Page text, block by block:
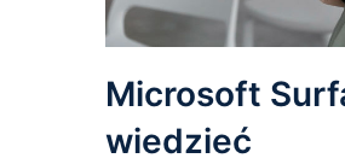
Microsoft
wiedzieć